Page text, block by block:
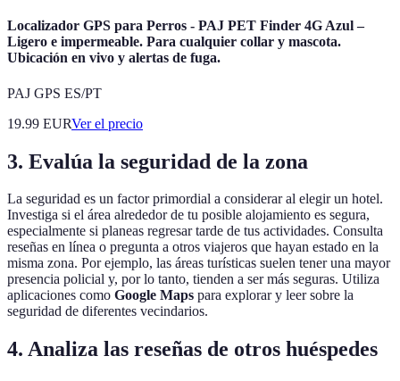
Localizador GPS para Perros - PAJ PET Finder 4G Azul –
Ligero e impermeable. Para cualquier collar y mascota.
Ubicación en vivo y alertas de fuga.
PAJ GPS ES/PT
19.99 EURVer el precio
3. Evalúa la seguridad de la zona
La seguridad es un factor primordial a considerar al elegir un hotel.
Investiga si el área alrededor de tu posible alojamiento es segura,
especialmente si planeas regresar tarde de tus actividades. Consulta
reseñas en línea o pregunta a otros viajeros que hayan estado en la
misma zona. Por ejemplo, las áreas turísticas suelen tener una mayor
presencia policial y, por lo tanto, tienden a ser más seguras. Utiliza
aplicaciones como Google Maps para explorar y leer sobre la
seguridad de diferentes vecindarios.
4. Analiza las reseñas de otros huéspedes